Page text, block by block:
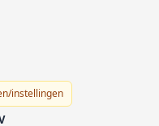
instellingen